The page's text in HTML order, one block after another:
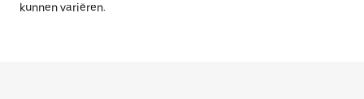
kunnen variëren.